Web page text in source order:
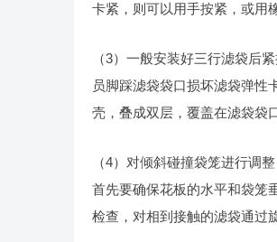
卡紧，则可以用手按紧，或用
（3）一般安装好三行滤袋后
员脚踩滤袋袋口损坏滤袋弹性
壳，叠成双层，覆盖在滤袋袋
（4）对倾斜碰撞袋笼进行调
首先要确保花板的水平和袋笼
检查，对相到接触的滤袋通过